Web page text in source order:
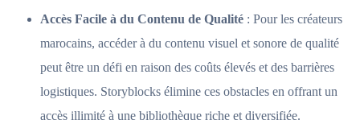
Accès Facile à du Contenu de Qualité : Pour les créateurs
marocains, accéder à du contenu visuel et sonore de qualité
peut être un défi en raison des coûts élevés et des barrières
logistiques. Storyblocks élimine ces obstacles en offrant un
accès illimité à une bibliothèque riche et diversifiée.